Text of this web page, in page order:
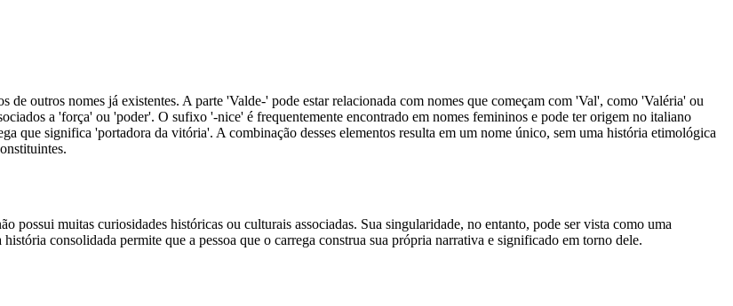
de outros nomes já existentes. A parte 'Valde-' pode estar relacionada com nomes que começam com 'Val', como 'Valéria' ou
a 'força' ou 'poder'. O sufixo '-nice' é frequentemente encontrado em nomes femininos e pode ter origem no italiano
que significa 'portadora da vitória'. A combinação desses elementos resulta em um nome único, sem uma história etimológica
possui muitas curiosidades históricas ou culturais associadas. Sua singularidade, no entanto, pode ser vista como uma
consolidada permite que a pessoa que o carrega construa sua própria narrativa e significado em torno dele.